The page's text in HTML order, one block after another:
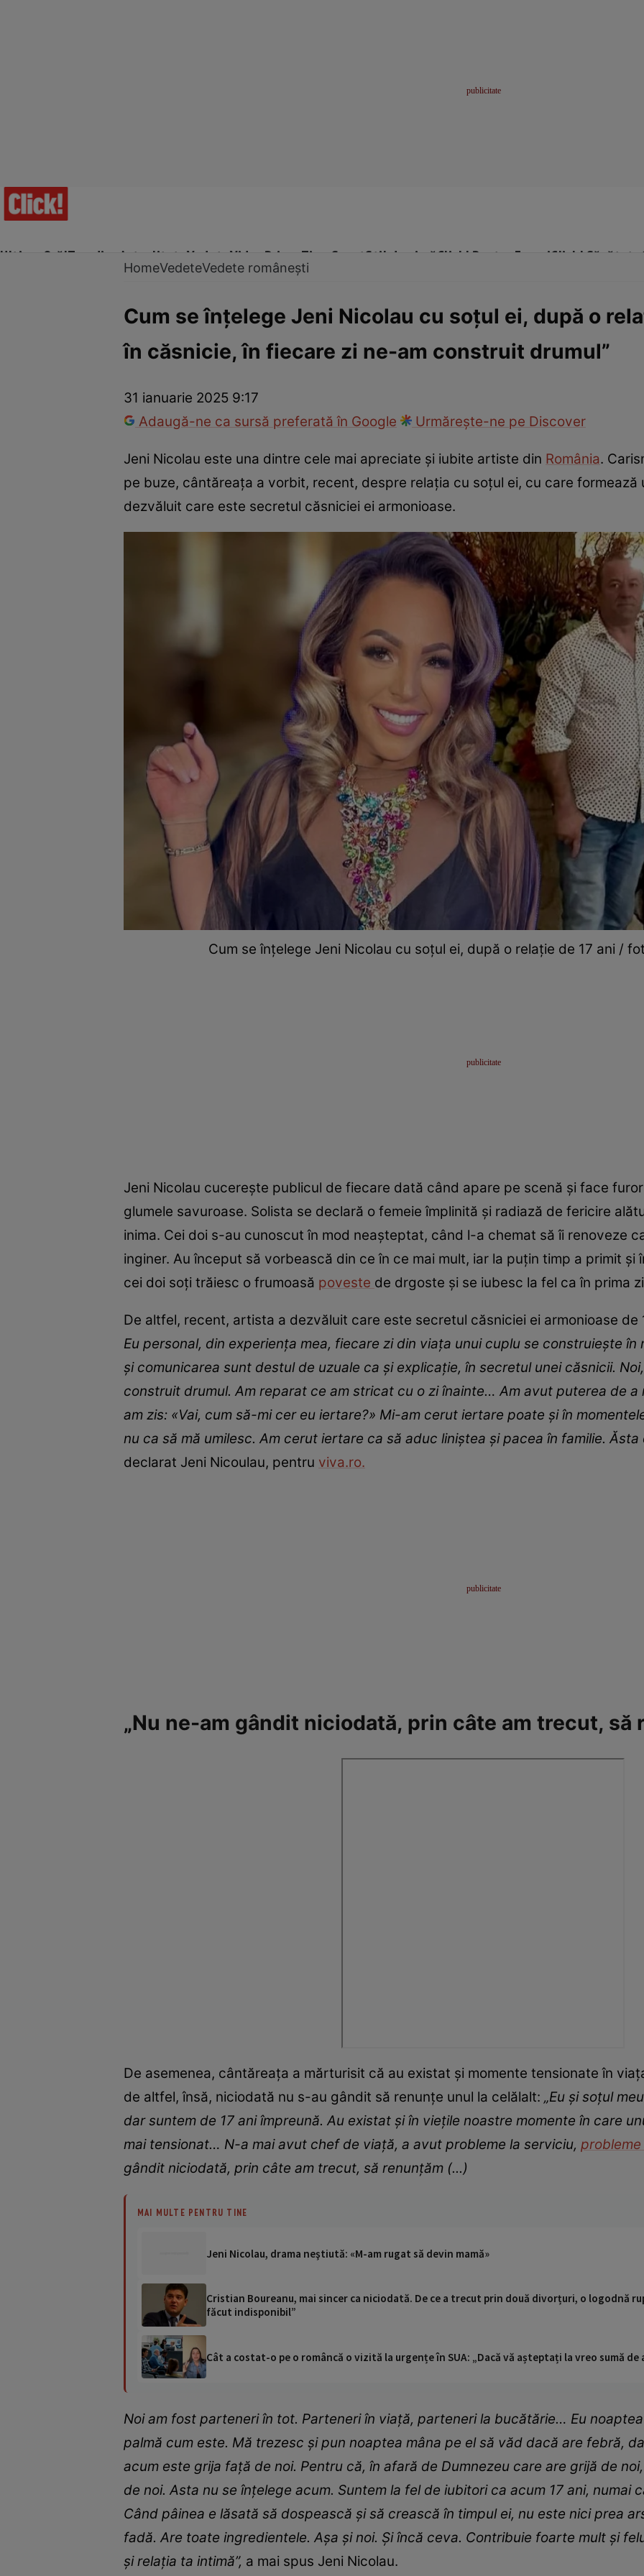
Ultima Oră!Trending Actualitate Vedete Video Prime Time SportStil de viațăClick! Pentru FemeiClick! Sănătate
Vedete internaționaleVedete româneștiInterviurile Click! Paparazzii Click!
HomeVedeteVedete românești
Cum se înțelege Jeni Nicolau cu soțul ei, după o
în căsnicie, în fiecare zi ne-am construit drumul”
31 ianuarie 2025 9:17
Adaugă-ne ca sursă preferată în Google
Urmărește-ne pe Discover
Jeni Nicolau este una dintre cele mai apreciate și iubite artiste din România.
pe buze, cântăreața a vorbit, recent, despre relația cu soțul ei, cu care formează
dezvăluit care este secretul căsniciei ei armonioase.
Cum se înțelege Jeni Nicolau cu soțul ei, după o relație de 17 ani /
Jeni Nicolau cucerește publicul de fiecare dată când apare pe scenă și face
glumele savuroase. Solista se declară o femeie împlinită și radiază de fericire
inima. Cei doi s-au cunoscut în mod neașteptat, când l-a chemat să îi renoveze
inginer. Au început să vorbească din ce în ce mai mult, iar la puțin timp a primit și
cei doi soți trăiesc o frumoasă poveste de drgoste și se iubesc la fel ca în prima
De altfel, recent, artista a dezvăluit care este secretul căsniciei ei armonioase de
Eu personal, din experiența mea, fiecare zi din viața unui cuplu se construiește
și comunicarea sunt destul de uzuale ca și explicație, în secretul unei căsnicii.
construit drumul. Am reparat ce am stricat cu o zi înainte… Am avut puterea de
am zis: «Vai, cum să-mi cer eu iertare?» Mi-am cerut iertare poate și în
nu ca să mă umilesc. Am cerut iertare ca să aduc liniștea și pacea în familie.
declarat Jeni Nicoulau, pentru viva.ro.
„Nu ne-am gândit niciodată, prin câte am trecut, să
De asemenea, cântăreața a mărturisit că au existat și momente tensionate în
de altfel, însă, niciodată nu s-au gândit să renunțe unul la celălalt: „Eu și soțul
dar suntem de 17 ani împreună. Au existat și în viețile noastre momente în care
mai tensionat… N-a mai avut chef de viață, a avut probleme la serviciu, probleme
gândit niciodată, prin câte am trecut, să renunțăm (...)
MAI MULTE PENTRU TINE
Jeni Nicolau, drama neştiută: «M-am rugat să devin mamă»
Cristian Boureanu, mai sincer ca niciodată. De ce a trecut prin două divorțuri, o logodnă
făcut indisponibil”
Cât a costat-o pe o româncă o vizită la urgențe în SUA: „Dacă vă așteptați la vreo sumă de
Noi am fost parteneri în tot. Parteneri în viață, parteneri la bucătărie… Eu
palmă cum este. Mă trezesc și pun noaptea mâna pe el să văd dacă are febră,
acum este grija față de noi. Pentru că, în afară de Dumnezeu care are grijă de
de noi. Asta nu se înțelege acum. Suntem la fel de iubitori ca acum 17 ani, numai
Când pâinea e lăsată să dospească și să crească în timpul ei, nu este nici prea
fadă. Are toate ingredientele. Așa și noi. Și încă ceva. Contribuie foarte mult și
și relația ta intimă”, a mai spus Jeni Nicolau.